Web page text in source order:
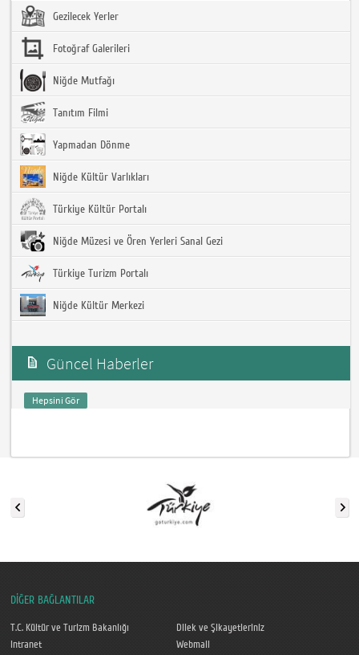
Gezilecek Yerler
Fotoğraf Galerileri
Niğde Mutfağı
Tanıtım Filmi
Yapmadan Dönme
Niğde Kültür Varlıkları
Türkiye Kültür Portalı
Niğde Müzesi ve Ören Yerleri Sanal Gezi
Türkiye Turizm Portalı
Niğde Kültür Merkezi
Güncel Haberler
Hepsini Gör
DİĞER BAĞLANTILAR
T.C. Kültür ve Turizm Bakanlığı
Dilek ve Şikayetleriniz
Intranet
Webmail